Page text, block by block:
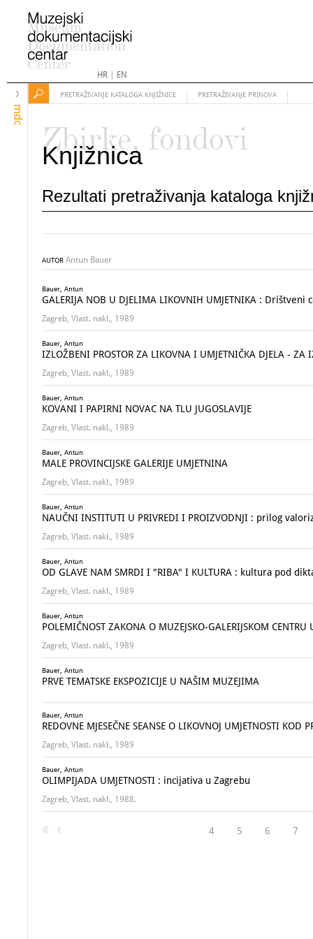
HR| EN
mdc
PRETRAŽIVANJE KATALOGA KNJIŽNICE PRETRAŽIVANJE PRINOVA
Zbirke, fondovi
Knjižnica
Rezultati pretraživanja kataloga
AUTOR Antun Bauer
Bauer, Antun
GALERIJA NOB U DJELIMA LIKOVNIH UMJETNIKA :
Zagreb, Vlast. nakl., 1989
Bauer, Antun
IZLOŽBENI PROSTOR ZA LIKOVNA I UMJETNIČKA DJELA - ZA
Zagreb, Vlast. nakl., 1989
Bauer, Antun
KOVANI I PAPIRNI NOVAC NA TLU JUGOSLAVIJE
Zagreb, Vlast. nakl., 1989
Bauer, Antun
MALE PROVINCIJSKE GALERIJE UMJETNINA
Zagreb, Vlast. nakl., 1989
Bauer, Antun
NAUČNI INSTITUTI U PRIVREDI I PROIZVODNJI : prilog
Zagreb, Vlast. nakl., 1989
Bauer, Antun
OD GLAVE NAM SMRDI I "RIBA" I KULTURA : kultura pod
Zagreb, Vlast. nakl., 1989
Bauer, Antun
POLEMIČNOST ZAKONA O MUZEJSKO-GALERIJSKOM CENTRU
Zagreb, Vlast. nakl., 1989
Bauer, Antun
PRVE TEMATSKE EKSPOZICIJE U NAŠIM MUZEJIMA
Bauer, Antun
REDOVNE MJESEČNE SEANSE O LIKOVNOJ UMJETNOSTI
Zagreb, Vlast. nakl., 1989
Bauer, Antun
OLIMPIJADA UMJETNOSTI : incijativa u Zagrebu
Zagreb, Vlast. nakl., 1988.
4 5 6 7